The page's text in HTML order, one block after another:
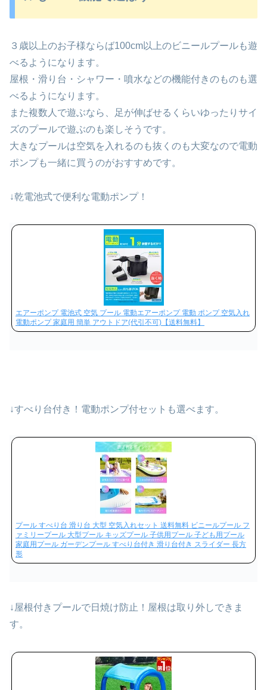
３歳以上のお子様ならば100cm以上のビニールプールも遊
べるようになります。
屋根・滑り台・シャワー・噴水などの機能付きのものも選
べるようになります。
また複数人で遊ぶなら、足が伸ばせるくらいゆったりサイ
ズのプールで遊ぶのも楽しそうです。
大きなプールは空気を入れるのも抜くのも大変なので電動
ポンプも一緒に買うのがおすすめです。
↓乾電池式で便利な電動ポンプ！
エアーポンプ 電池式 空気 プール 電動エアーポンプ 電動 ポンプ 空気入れ
電動ポンプ 家庭用 簡単 アウトドア(代引不可)【送料無料】
↓すべり台付き！電動ポンプ付セットも選べます。
プール すべり台 滑り台 大型 空気入れセット 送料無料 ビニールプール フ
ァミリープール 大型プール キッズプール 子供用プール 子ども用プール
家庭用プール ガーデンプール すべり台付き 滑り台付き スライダー 長方
形
↓屋根付きプールで日焼け防止！屋根は取り外しできま
す。